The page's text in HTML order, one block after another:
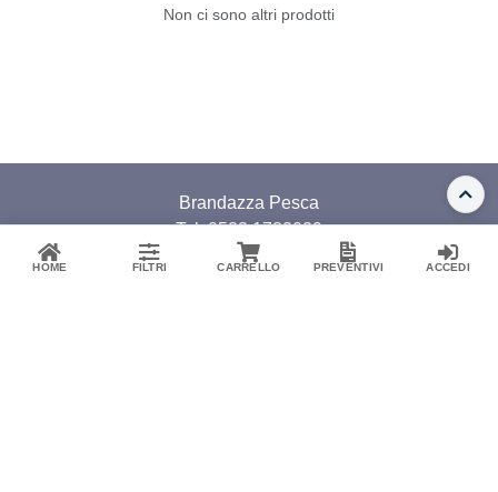
Non ci sono altri prodotti
Brandazza Pesca
Tel: 0523.1732029
Whatsapp:
+39 344 3485570
HOME FILTRI CARRELLO PREVENTIVI ACCEDI